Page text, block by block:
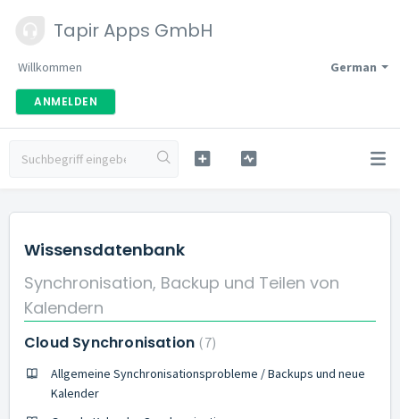
Tapir Apps GmbH
German
Willkommen
ANMELDEN
Wissensdatenbank
Synchronisation, Backup und Teilen von
Kalendern
Cloud Synchronisation 7
Allgemeine Synchronisationsprobleme / Backups und neue
Kalender